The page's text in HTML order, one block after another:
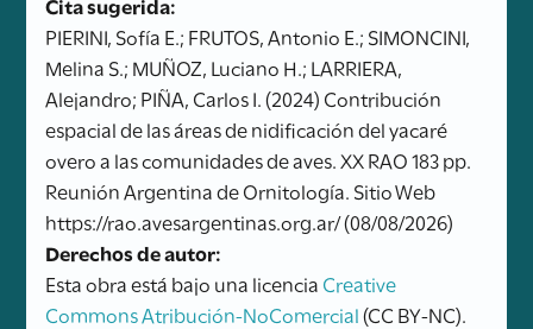
PIERINI, Sofía E.; FRUTOS, Antonio E.; SIMONCINI,
Melina S.; MUÑOZ, Luciano H.; LARRIERA,
Alejandro; PIÑA, Carlos I. (2024) Contribución
espacial de las áreas de nidificación del yacaré
overo a las comunidades de aves. XX RAO 183 pp.
Reunión Argentina de Ornitología. Sitio Web
https://rao.avesargentinas.org.ar/ (08/08/2026)
Derechos de autor:
Esta obra está bajo una licencia Creative
Commons Atribución-NoComercial(CC BY-NC).